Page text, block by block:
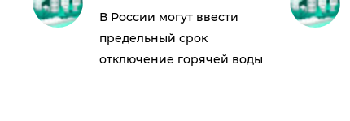
В России могут ввести
предельный срок
отключение горячей воды